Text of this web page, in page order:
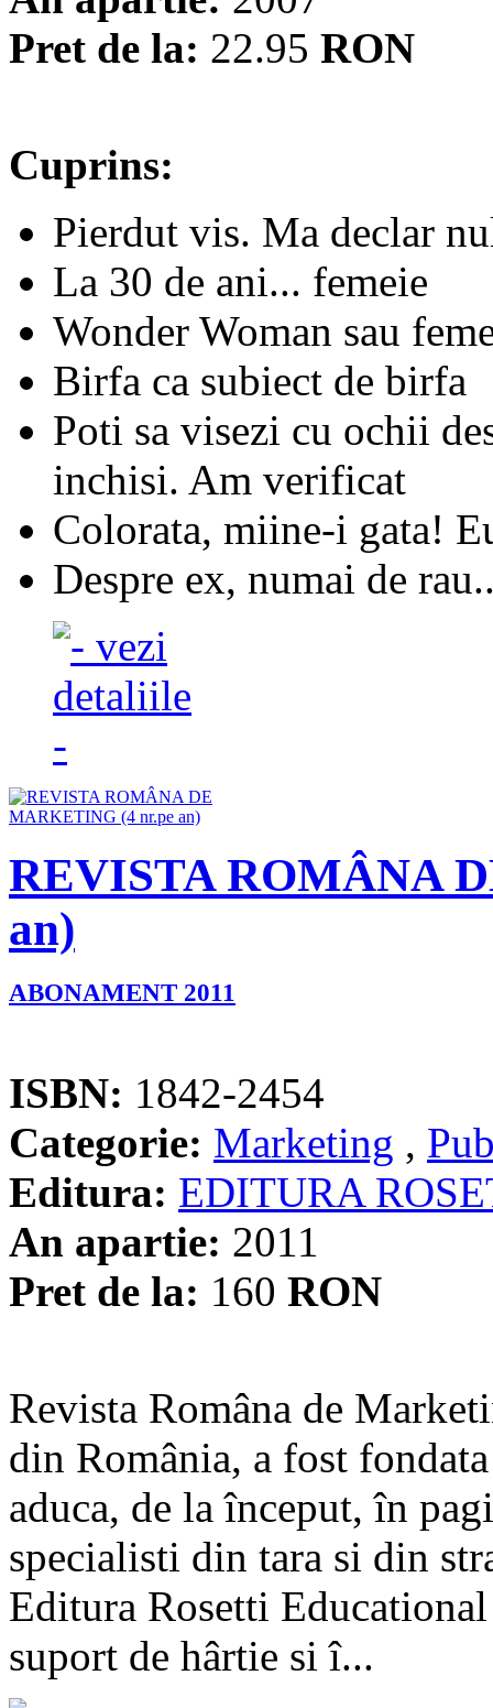
Pret de la: 22.95 RON
Cuprins:
Pierdut vis. Ma declar
La 30 de ani... femeie
Wonder Woman sau
Birfa ca subiect de birfa
Poti sa visezi cu ochii
inchisi. Am verificat
Colorata, miine-i gata!
Despre ex, numai de
REVISTA ROMÂNA
an)
ABONAMENT 2011
ISBN: 1842-2454
Categorie: Marketing ,
Editura: EDITURA
An apartie: 2011
Pret de la: 160 RON
Revista Româna de
din România, a fost
aduca, de la început, în
specialisti din tara si din
Editura Rosetti
suport de hârtie si î...